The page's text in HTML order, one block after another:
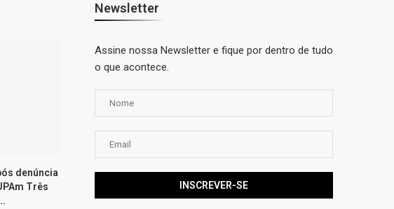
denúncia
Três
Newsletter
Assine nossa Newsletter e fique por dentro de tudo
o que acontece.